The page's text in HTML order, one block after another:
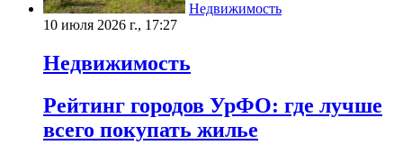
Недвижимость
10 июля 2026 г., 17:27
Недвижимость
Рейтинг городов УрФО: где лучше
всего покупать жилье